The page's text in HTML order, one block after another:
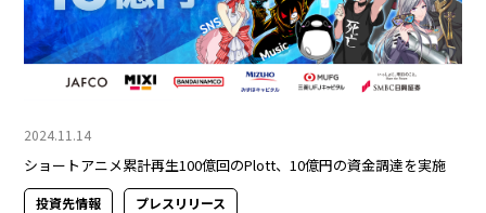
2024.11.14
ショートアニメ累計再生100億回のPlott、10億円の資金調達を実施
投資先情報 プレスリリース